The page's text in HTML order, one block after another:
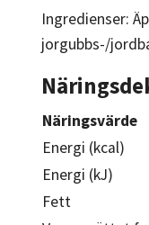
Ingredienser:
jorgubbs-/
Näringsvärde
Energi (kcal)
Energi (kJ)
Fett